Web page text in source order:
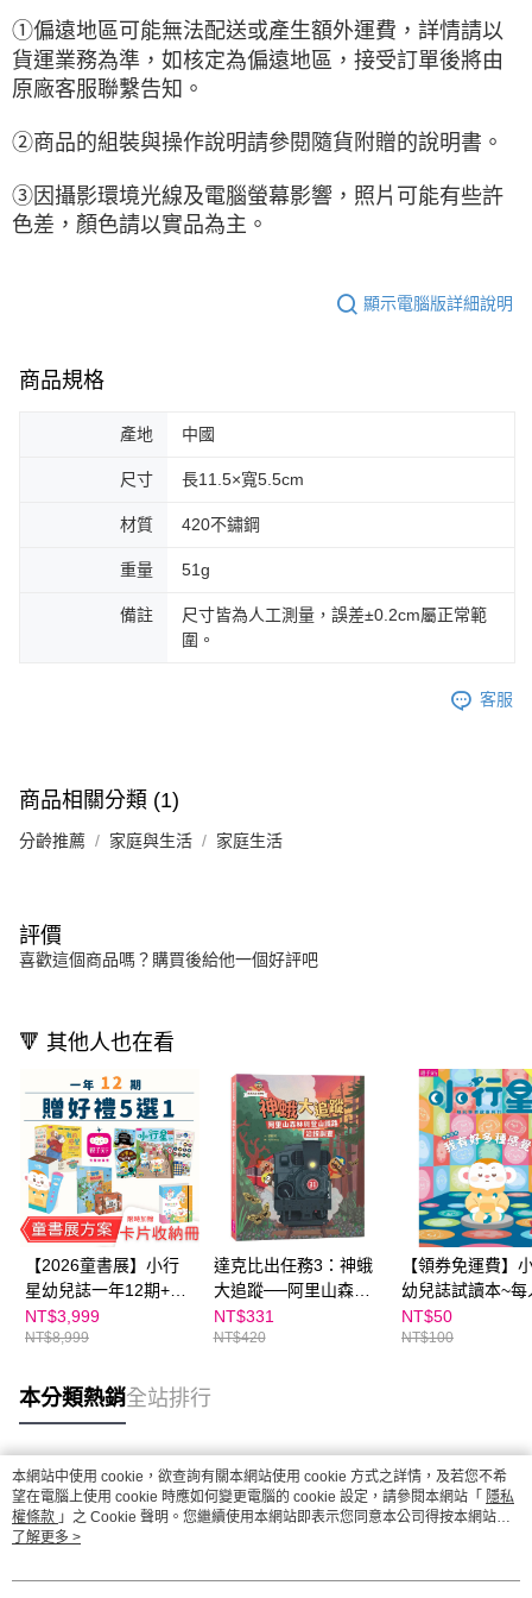
①偏遠地區可能無法配送或產生額外運費，詳情請以
貨運業務為準，如核定為偏遠地區，接受訂單後將由
原廠客服聯繫告知。
②商品的組裝與操作說明請參閱隨貨附贈的說明書。
③因攝影環境光線及電腦螢幕影響，照片可能有些許
色差，顏色請以實品為主。
顯示電腦版詳細說明
商品規格
產地 中國
尺寸 長11.5×寬5.5cm
材質 420不鏽鋼
重量 51g
備註
尺寸皆為人工測量，誤差±0.2cm屬正常範
圍。
客服
商品相關分類 (1)
分齡推薦 家庭與生活 家庭生活
評價
喜歡這個商品嗎？購買後給他一個好評吧
🔻 其他人也在看
【2026童書展】小行
星幼兒誌一年12期+童
書展好禮5選1~加贈點
讀卡片收集冊！
NT$3,999
NT$8,999
達克比出任務3：神蛾
大追蹤──阿里山森林
與登山鐵路沿線調查
NT$331
NT$420
【領券免運費】
幼兒誌試讀本~每
購一份
NT$50
NT$100
本分類熱銷全站排行
熱門標籤
本網站中使用 cookie，欲查詢有關本網站使用 cookie 方式之詳情，及若您不希
望在電腦上使用 cookie 時應如何變更電腦的 cookie 設定，請參閱本網站「 隱私
權條款 」之 Cookie 聲明。您繼續使用本網站即表示您同意本公司得按本網站使
用條款之 Cookie 聲明使用 cookie。
了解更多 >